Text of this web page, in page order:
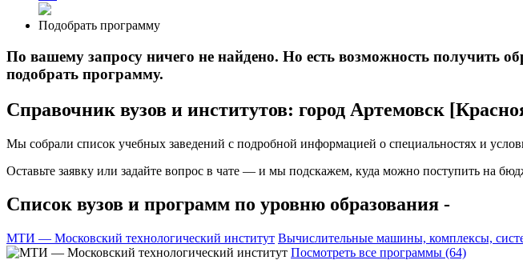
Подобрать программу
По вашему запросу ничего не найдено. Но есть возможность получить
подобрать программу.
Справочник вузов и институтов: город Артемовск
Мы собрали список учебных заведений с подробной информацией о специальностях и
Оставьте заявку или задайте вопрос в чате — и мы подскажем, куда можно поступить на
Список вузов и программ по уровню образования -
МТИ — Московский технологический институт Вычислительные машины, комплексы,
Посмотреть все программы (64)